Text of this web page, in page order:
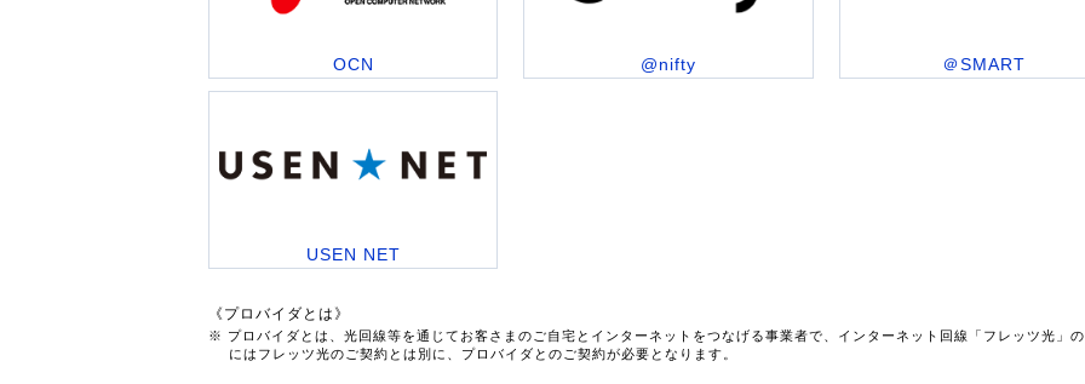
OCN @nifty ＠SMART
USEN NET
《プロバイダとは》
※ プロバイダとは、光回線等を通じてお客さまのご自宅とインターネットをつなげる事業者で、インターネット回線「フレッツ光」の
にはフレッツ光のご契約とは別に、プロバイダとのご契約が必要となります。